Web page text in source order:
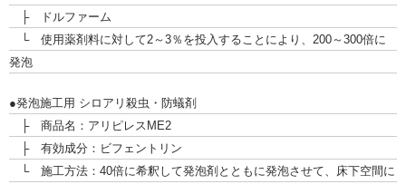
├ ドルファーム
└ 使用薬剤料に対して2～3％を投入することにより、200～300倍に
発泡
●発泡施工用 シロアリ殺虫・防蟻剤
├ 商品名：アリピレスME2
├ 有効成分：ビフェントリン
└ 施工方法：40倍に希釈して発泡剤とともに発泡させて、床下空間に